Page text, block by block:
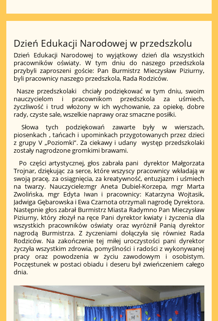
Dzień Edukacji Narodowej w przedszkolu
Dzień Edukacji Narodowej to wyjątkowy dzień dla wszystkich
pracowników oświaty. W tym dniu do naszego przedszkola
przybyli zaproszeni goście: Pan Burmistrz Mieczysław Piziurny,
byli pracownicy naszego przedszkola, Rada Rodziców.
Nasze przedszkolaki chciały podziękować w tym dniu, swoim
nauczycielom i pracownikom przedszkola za uśmiech,
życzliwość i trud włożony w ich wychowanie, za opiekę, dobre
rady, czyste sale, wszelkie naprawy oraz smaczne posiłki.
Słowa tych podziękowań zawarte były w wierszach,
piosenkach , tańcach i upominkach przygotowanych przez dzieci
z grupy V „Poziomki”. Za ciekawy i udany występ przedszkolaki
zostały nagrodzone gromkimi brawami.
Po części artystycznej, głos zabrała pani dyrektor Małgorzata
Trojnar, dziękując za serce, które wszyscy pracownicy wkładają w
swoją pracę, za osiągnięcia, za kreatywność, entuzjazm i uśmiech
na twarzy. Nauczyciele:mgr Aneta Dubiel-Korzepa, mgr Marta
Zwolińska, mgr Edyta Iwan i pracownicy: Katarzyna Wojtasik,
Jadwiga Gębarowska i Ewa Czarnota otrzymali nagrodę Dyrektora.
Następnie głos zabrał Burmistrz Miasta Radymno Pan Mieczysław
Piziurny, który złożył na ręce Pani dyrektor kwiaty i życzenia dla
wszystkich pracowników oświaty oraz wyróżnił Panią dyrektor
nagrodą Burmistrza. Z życzeniami dołączyła się również Rada
Rodziców. Na zakończenie tej miłej uroczystości pani dyrektor
życzyła wszystkim zdrowia, pomyślności i radości z wykonywanej
pracy oraz powodzenia w życiu zawodowym i osobistym.
Poczęstunek w postaci obiadu i deseru był zwieńczeniem całego
dnia.